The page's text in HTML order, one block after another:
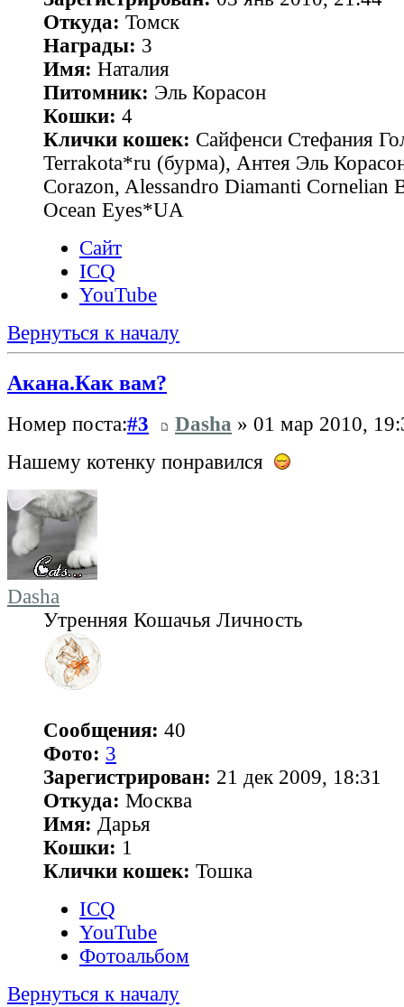
Откуда: Томск
Награды: 3
Имя: Наталия
Питомник: Эль Корасон
Кошки: 4
Клички кошек: Сайфенси Стефания
Terrakota*ru (бурма), Антея Эль
Corazon, Alessandro Diamanti Cornelian
Ocean Eyes*UA
Сайт
ICQ
YouTube
Вернуться к началу
Акана.Как вам?
Номер поста:#3 Dasha » 01 мар 2010,
Нашему котенку понравился
Dasha
Утренняя Кошачья Личность
Сообщения: 40
Фото: 3
Зарегистрирован: 21 дек 2009, 18:31
Откуда: Москва
Имя: Дарья
Кошки: 1
Клички кошек: Тошка
ICQ
YouTube
Фотоальбом
Вернуться к началу